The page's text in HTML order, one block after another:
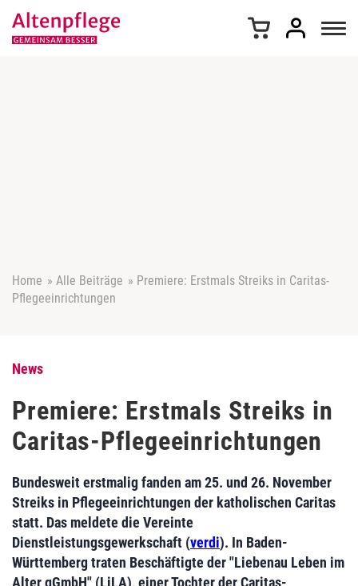
Home » Alle Beiträge » Premiere: Erstmals Streiks in Caritas-
Pflegeeinrichtungen
News
Premiere: Erstmals Streiks in
Caritas-Pflegeeinrichtungen
Bundesweit erstmalig fanden am 25. und 26. November
Streiks in Pflegeeinrichtungen der katholischen Caritas
statt. Das meldete die Vereinte
Dienstleistungsgewerkschaft (verdi). In Baden-
Württemberg traten Beschäftigte der "Liebenau Leben im
Alter gGmbH" (LiLA), einer Tochter der Caritas-